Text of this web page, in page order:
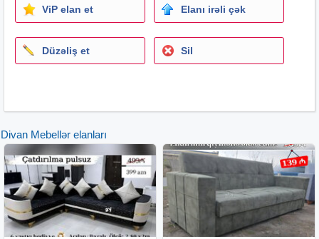
ViP elan et Elanı irəli çək
Düzəliş et Sil
Divan Mebellər elanları